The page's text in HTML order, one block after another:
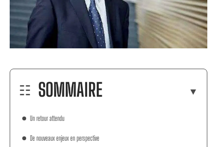
SOMMAIRE
Un retour attendu
De nouveaux enjeux en perspective